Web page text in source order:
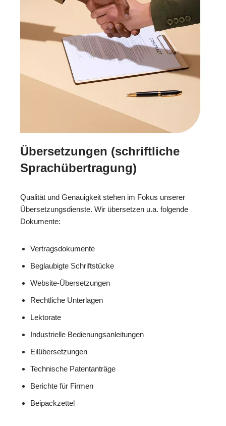
Übersetzungen (schriftliche
Sprachübertragung)
Qualität und Genauigkeit stehen im Fokus unserer
Übersetzungsdienste. Wir übersetzen u.a. folgende
Dokumente:
Vertragsdokumente
Beglaubigte Schriftstücke
Website-Übersetzungen
Rechtliche Unterlagen
Lektorate
Industrielle Bedienungsanleitungen
Eilübersetzungen
Technische Patentanträge
Berichte für Firmen
Beipackzettel